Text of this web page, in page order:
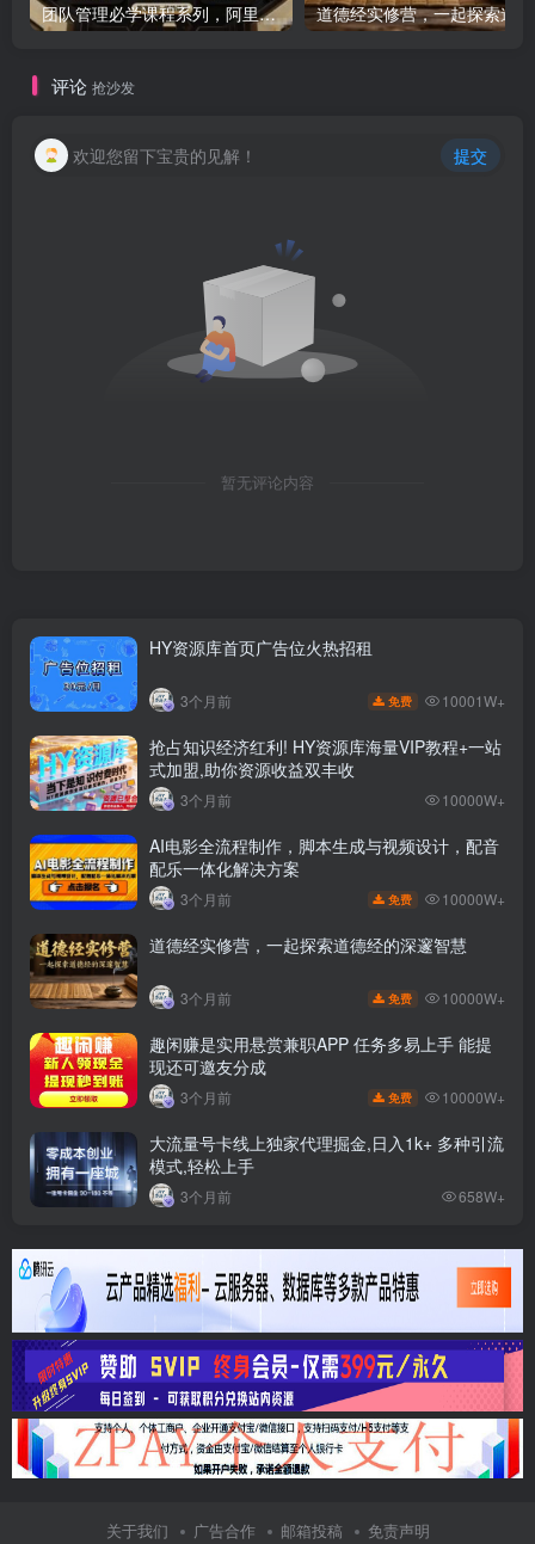
团队管理必学课程系列，阿里巴巴“腿部三板斧”
评论 抢沙发
欢迎您留下宝贵的见解！ 提交
暂无评论内容
HY资源库首页广告位火热招租
3个月前 免费 10001W+
抢占知识经济红利! HY资源库海量VIP教程+一站
式加盟,助你资源收益双丰收
3个月前 10000W+
AI电影全流程制作，脚本生成与视频设计，配音
配乐一体化解决方案
3个月前 免费 10000W+
道德经实修营，一起探索道德经的深邃智慧
3个月前 免费 10000W+
趣闲赚是实用悬赏兼职APP 任务多易上手 能提
现还可邀友分成
3个月前 免费 10000W+
大流量号卡线上独家代理掘金,日入1k+ 多种引流
模式,轻松上手
3个月前 658W+
关于我们 广告合作 邮箱投稿 免责声明